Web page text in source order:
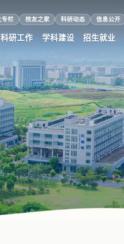
专栏 校友之家 科研动态 信息公开
科研工作 学科建设 招生就业